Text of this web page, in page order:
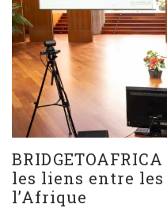
les liens entre
l’Afrique